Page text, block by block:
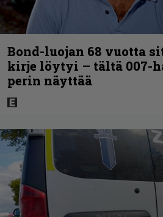
Bond-luojan 68 vuotta
kirje löytyi – tältä 007-
perin näyttää